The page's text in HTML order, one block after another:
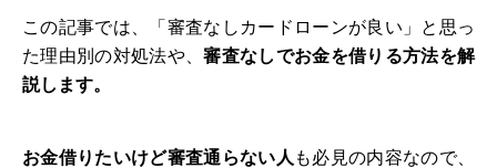
この記事では、「審査なしカードローンが良い」と思っ
た理由別の対処法や、審査なしでお金を借りる方法を解
説します。
お金借りたいけど審査通らない人 も必見の内容なので、